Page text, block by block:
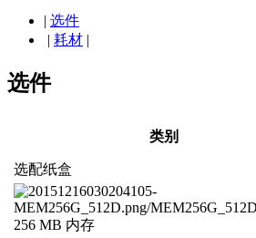
| 选件
| 耗材 |
选件
类别
选配纸盒
256 MB 内存